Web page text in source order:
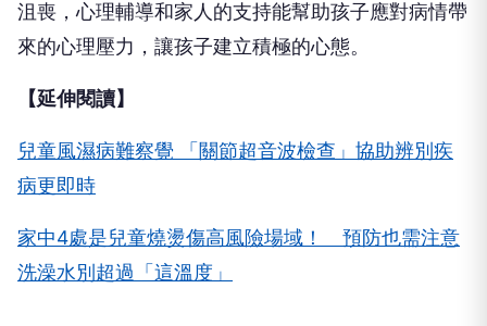
沮喪，心理輔導和家人的支持能幫助孩子應對病情帶
來的心理壓力，讓孩子建立積極的心態。
【延伸閱讀】
兒童風濕病難察覺 「關節超音波檢查」協助辨別疾
病更即時
家中4處是兒童燒燙傷高風險場域！ 預防也需注意
洗澡水別超過「這溫度」